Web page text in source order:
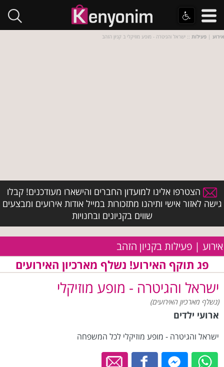
אירוע | פעילות :: ישראל והגיטרה - מופע מוזיקלי ב קניון הזהב
הצטרפו אלינו למועדון החברים והישארו מעודכנים! קבלו
גישה לאזור אישי ותיהנו מתזכורות במייל אודות אירועים ומבצעים
שווים בקניונים ובחנויות
אירוע | פעילות בקניון הזהב
פג תוקף האירוע! נשלף מארכיון האירועים
ישראל והגיטרה - מופע מוזיקלי
(נשלף מארכיון האירועים)
ארועי ילדים
ישראל והגיטרה - מופע מוזיקלי לכל המשפחה